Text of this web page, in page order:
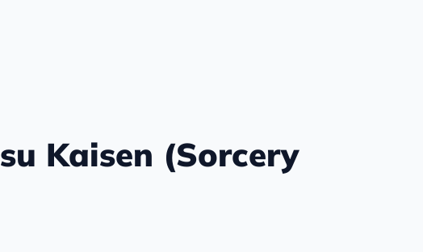
Kaisen (Sorcery